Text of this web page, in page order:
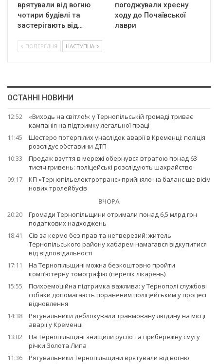
врятували від вогню
чотири будівлі та
застерігають від…
погоджували хресну
ходу до Почаївської
лаври
ПОПЕРЕДНЯ НАСТУПНА
ОСТАННІ НОВИНИ
12:52
«Виходь на світло!»: у Тернопільській громаді триває
кампанія на підтримку легальної праці
11:45
Шестеро потерпілих унаслідок аварії в Кременці: поліція
розслідує обставини ДТП
10:33
Продаж взуття в мережі обернувся втратою понад 63
тисяч гривень: поліцейські розслідують шахрайство
09:17
КП «Тернопільелектротранс» прийняло на баланс ще вісім
нових тролейбусів
ВЧОРА
20:20
Громади Тернопільщини отримали понад 6,5 млрд грн
податкових надходжень
18:41
Сів за кермо без прав та нетверезий: житель
Тернопільського району хабарем намагався відкупитися
від відповідальності
17:11
На Тернопільщині можна безкоштовно пройти
комп’ютерну томографію (перелік лікарень)
15:55
Психоемоційна підтримка важлива: у Тернополі службові
собаки допомагають пораненим поліцейським у процесі
відновлення
14:38
Рятувальники деблокували травмовану людину на місці
аварії у Кременці
13:02
На Тернопільщині знищили русло та прибережну смугу
річки Золота Липа
11:36
Рятувальники Тернопільщини врятували від вогню